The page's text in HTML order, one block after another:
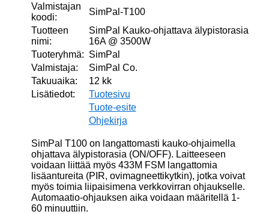
Valmistajan
koodi:
SimPal-T100
Tuotteen
nimi:
SimPal Kauko-ohjattava älypistorasia
16A @ 3500W
Tuoteryhmä: SimPal
Valmistaja:
SimPal Co.
Takuuaika:
12 kk
Lisätiedot:
Tuotesivu
Tuote-esite
Ohjekirja
SimPal T100 on langattomasti kauko-ohjaimella
ohjattava älypistorasia (ON/OFF). Laitteeseen
voidaan liittää myös 433M FSM langattomia
lisäantureita (PIR, ovimagneettikytkin), jotka voivat
myös toimia liipaisimena verkkovirran ohjaukselle.
Automaatio-ohjauksen aika voidaan määritellä 1-
60 minuuttiin.